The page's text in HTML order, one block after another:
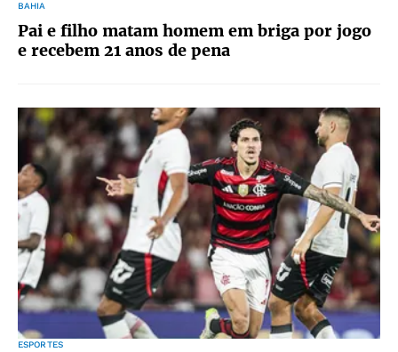
BAHIA
Pai e filho matam homem em briga por jogo
e recebem 21 anos de pena
ESPORTES